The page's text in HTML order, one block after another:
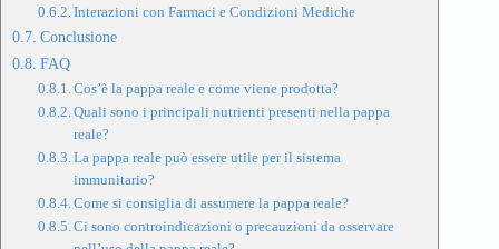
Interazioni con Farmaci e Condizioni Mediche
Conclusione
FAQ
Cos’è la pappa reale e come viene prodotta?
Quali sono i principali nutrienti presenti nella pappa
reale?
La pappa reale può essere utile per il sistema
immunitario?
Come si consiglia di assumere la pappa reale?
Ci sono controindicazioni o precauzioni da osservare